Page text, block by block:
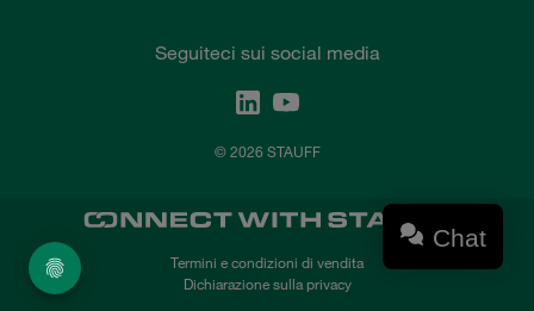
Seguiteci sui social media
© 2026 STAUFF
Termini e condizioni di vendita
Dichiarazione sulla privacy
Chat